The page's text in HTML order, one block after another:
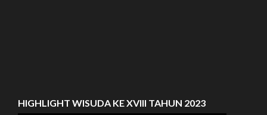
HIGHLIGHT WISUDA KE XVIII TAHUN 2023